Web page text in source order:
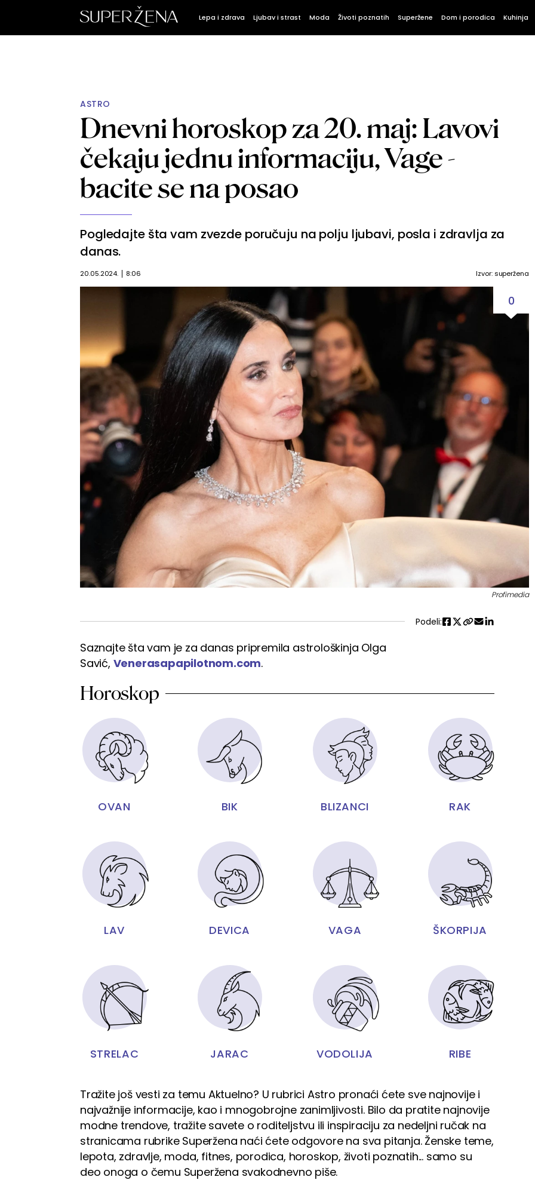
Lepa i zdrava Ljubav i strast Moda Životi poznatih Superžene Dom i porodica Kuhinja
ASTRO
Dnevni horoskop za 20. maj: Lavovi
čekaju jednu informaciju, Vage -
bacite se na posao
Pogledajte šta vam zvezde poručuju na polju ljubavi, posla i zdravlja za
danas.
20.05.2024. 8:06 Izvor: superžena
0
Profimedia
Podeli:
Saznajte šta vam je za danas pripremila astrološkinja Olga
Savić, Venerasapapilotnom.com.
Horoskop
OVAN BIK BLIZANCI RAK
LAV DEVICA VAGA ŠKORPIJA
STRELAC JARAC VODOLIJA RIBE
Tražite još vesti za temu Aktuelno? U rubrici Astro pronaći ćete sve najnovije i
najvažnije informacije, kao i mnogobrojne zanimljivosti. Bilo da pratite najnovije
modne trendove, tražite savete o roditeljstvu ili inspiraciju za nedeljni ručak na
stranicama rubrike Superžena naći ćete odgovore na sva pitanja. Ženske teme,
lepota, zdravlje, moda, fitnes, porodica, horoskop, životi poznatih... samo su
deo onoga o čemu Superžena svakodnevno piše.